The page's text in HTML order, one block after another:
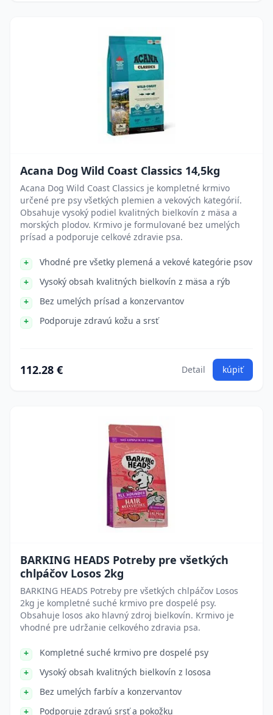
Acana Dog Wild Coast Classics 14,5kg
Acana Dog Wild Coast Classics je kompletné krmivo
určené pre psy všetkých plemien a vekových kategórií.
Obsahuje vysoký podiel kvalitných bielkovín z mäsa a
morských plodov. Krmivo je formulované bez umelých
prísad a podporuje celkové zdravie psa.
Vhodné pre všetky plemená a vekové kategórie psov
Vysoký obsah kvalitných bielkovín z mäsa a rýb
Bez umelých prísad a konzervantov
Podporuje zdravú kožu a srsť
112.28 € Detail kúpiť
BARKING HEADS Potreby pre všetkých
chlpáčov Losos 2kg
BARKING HEADS Potreby pre všetkých chlpáčov Losos
2kg je kompletné suché krmivo pre dospelé psy.
Obsahuje losos ako hlavný zdroj bielkovín. Krmivo je
vhodné pre udržanie celkového zdravia psa.
Kompletné suché krmivo pre dospelé psy
Vysoký obsah kvalitných bielkovín z lososa
Bez umelých farbív a konzervantov
Podporuje zdravú srsť a pokožku